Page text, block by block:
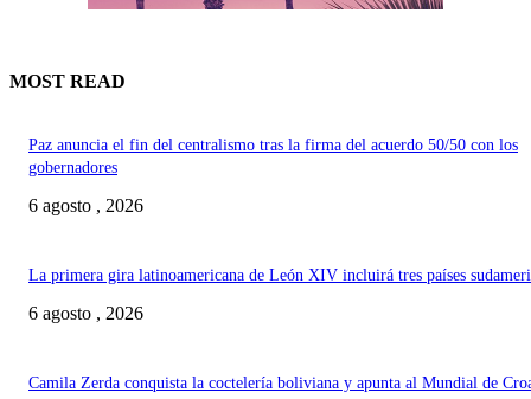
MOST READ
Paz anuncia el fin del centralismo tras la firma del acuerdo 50/50 con los
gobernadores
6 agosto , 2026
La primera gira latinoamericana de León XIV incluirá tres países
6 agosto , 2026
Camila Zerda conquista la coctelería boliviana y apunta al Mundial de